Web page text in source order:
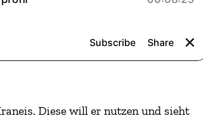
Diese will er nutzen und sieht